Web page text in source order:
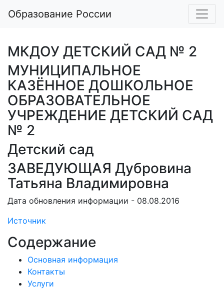
Образование России
МКДОУ ДЕТСКИЙ САД № 2
МУНИЦИПАЛЬНОЕ
КАЗЁННОЕ ДОШКОЛЬНОЕ
ОБРАЗОВАТЕЛЬНОЕ
УЧРЕЖДЕНИЕ ДЕТСКИЙ САД
№ 2
Детский сад
ЗАВЕДУЮЩАЯ Дубровина
Татьяна Владимировна
Дата обновления информации - 08.08.2016
Источник
Содержание
Основная информация
Контакты
Услуги